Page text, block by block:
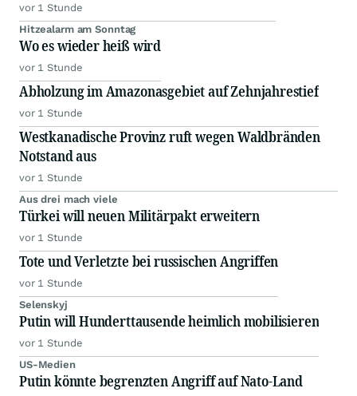
vor 1 Stunde
Hitzealarm am Sonntag
Wo es wieder heiß wird
vor 1 Stunde
Abholzung im Amazonasgebiet auf Zehnjahrestief
vor 1 Stunde
Westkanadische Provinz ruft wegen Waldbränden
Notstand aus
vor 1 Stunde
Aus drei mach viele
Türkei will neuen Militärpakt erweitern
vor 1 Stunde
Tote und Verletzte bei russischen Angriffen
vor 1 Stunde
Selenskyj
Putin will Hunderttausende heimlich mobilisieren
vor 1 Stunde
US-Medien
Putin könnte begrenzten Angriff auf Nato-Land